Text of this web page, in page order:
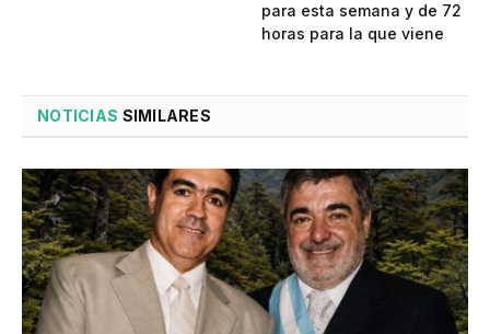
para esta semana y de 72
horas para la que viene
NOTICIAS SIMILARES